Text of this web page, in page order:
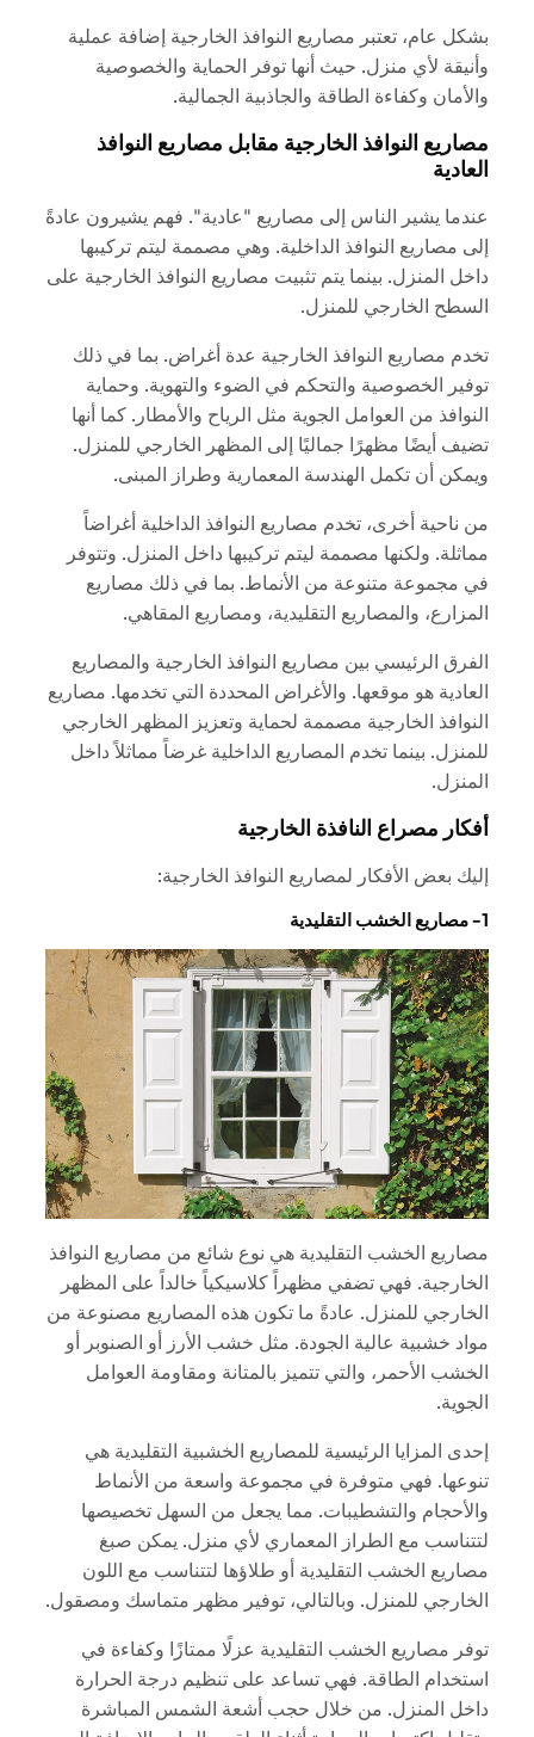
بشكل عام، تعتبر مصاريع النوافذ الخارجية إضافة عملية
وأنيقة لأي منزل. حيث أنها توفر الحماية والخصوصية
والأمان وكفاءة الطاقة والجاذبية الجمالية.
مصاريع النوافذ الخارجية مقابل مصاريع النوافذ
العادية
عندما يشير الناس إلى مصاريع "عادية". فهم يشيرون عادةً
إلى مصاريع النوافذ الداخلية. وهي مصممة ليتم تركيبها
داخل المنزل. بينما يتم تثبيت مصاريع النوافذ الخارجية على
السطح الخارجي للمنزل.
تخدم مصاريع النوافذ الخارجية عدة أغراض. بما في ذلك
توفير الخصوصية والتحكم في الضوء والتهوية. وحماية
النوافذ من العوامل الجوية مثل الرياح والأمطار. كما أنها
تضيف أيضًا مظهرًا جماليًا إلى المظهر الخارجي للمنزل.
ويمكن أن تكمل الهندسة المعمارية وطراز المبنى.
من ناحية أخرى، تخدم مصاريع النوافذ الداخلية أغراضاً
مماثلة. ولكنها مصممة ليتم تركيبها داخل المنزل. وتتوفر
في مجموعة متنوعة من الأنماط. بما في ذلك مصاريع
المزارع، والمصاريع التقليدية، ومصاريع المقاهي.
الفرق الرئيسي بين مصاريع النوافذ الخارجية والمصاريع
العادية هو موقعها. والأغراض المحددة التي تخدمها. مصاريع
النوافذ الخارجية مصممة لحماية وتعزيز المظهر الخارجي
للمنزل. بينما تخدم المصاريع الداخلية غرضاً مماثلاً داخل
المنزل.
أفكار مصراع النافذة الخارجية
إليك بعض الأفكار لمصاريع النوافذ الخارجية:
1- مصاريع الخشب التقليدية
مصاريع الخشب التقليدية هي نوع شائع من مصاريع النوافذ
الخارجية. فهي تضفي مظهراً كلاسيكياً خالداً على المظهر
الخارجي للمنزل. عادةً ما تكون هذه المصاريع مصنوعة من
مواد خشبية عالية الجودة. مثل خشب الأرز أو الصنوبر أو
الخشب الأحمر، والتي تتميز بالمتانة ومقاومة العوامل
الجوية.
إحدى المزايا الرئيسية للمصاريع الخشبية التقليدية هي
تنوعها. فهي متوفرة في مجموعة واسعة من الأنماط
والأحجام والتشطيبات. مما يجعل من السهل تخصيصها
لتتناسب مع الطراز المعماري لأي منزل. يمكن صبغ
مصاريع الخشب التقليدية أو طلاؤها لتتناسب مع اللون
الخارجي للمنزل. وبالتالي، توفير مظهر متماسك ومصقول.
توفر مصاريع الخشب التقليدية عزلًا ممتازًا وكفاءة في
استخدام الطاقة. فهي تساعد على تنظيم درجة الحرارة
داخل المنزل. من خلال حجب أشعة الشمس المباشرة